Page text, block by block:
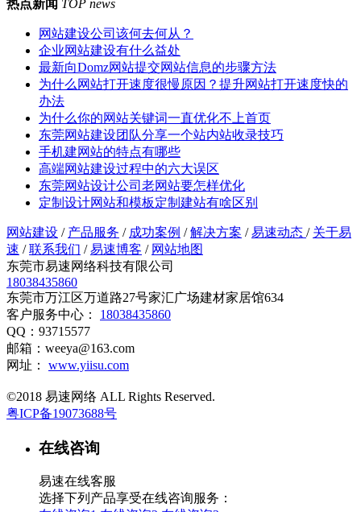
热点新闻 TOP news
网站建设公司该何去何从？
企业网站建设有什么益处
最新向Domz网站提交网站信息的步骤方法
为什么网站打开速度很慢原因？提升网站打开速度快的
办法
为什么你的网站关键词一直优化不上首页
东莞网站建设团队分享一个站内站收录技巧
手机建网站的特点有哪些
高端网站建设过程中的六大误区
东莞网站设计公司老网站要怎样优化
定制设计网站和模板定制建站有啥区别
网站建设 / 产品服务 / 成功案例 / 解决方案 / 易速动态 / 关于易
速 / 联系我们 / 易速博客 / 网站地图
东莞市易速网络科技有限公司
18038435860
东莞市万江区万道路27号家汇广场建材家居馆634
客户服务中心： 18038435860
QQ：93715577
邮箱：weeya@163.com
网址： www.yiisu.com
©2018 易速网络 ALL Rights Reserved.
粤ICP备19073688号
在线咨询
易速在线客服
选择下列产品享受在线咨询服务：